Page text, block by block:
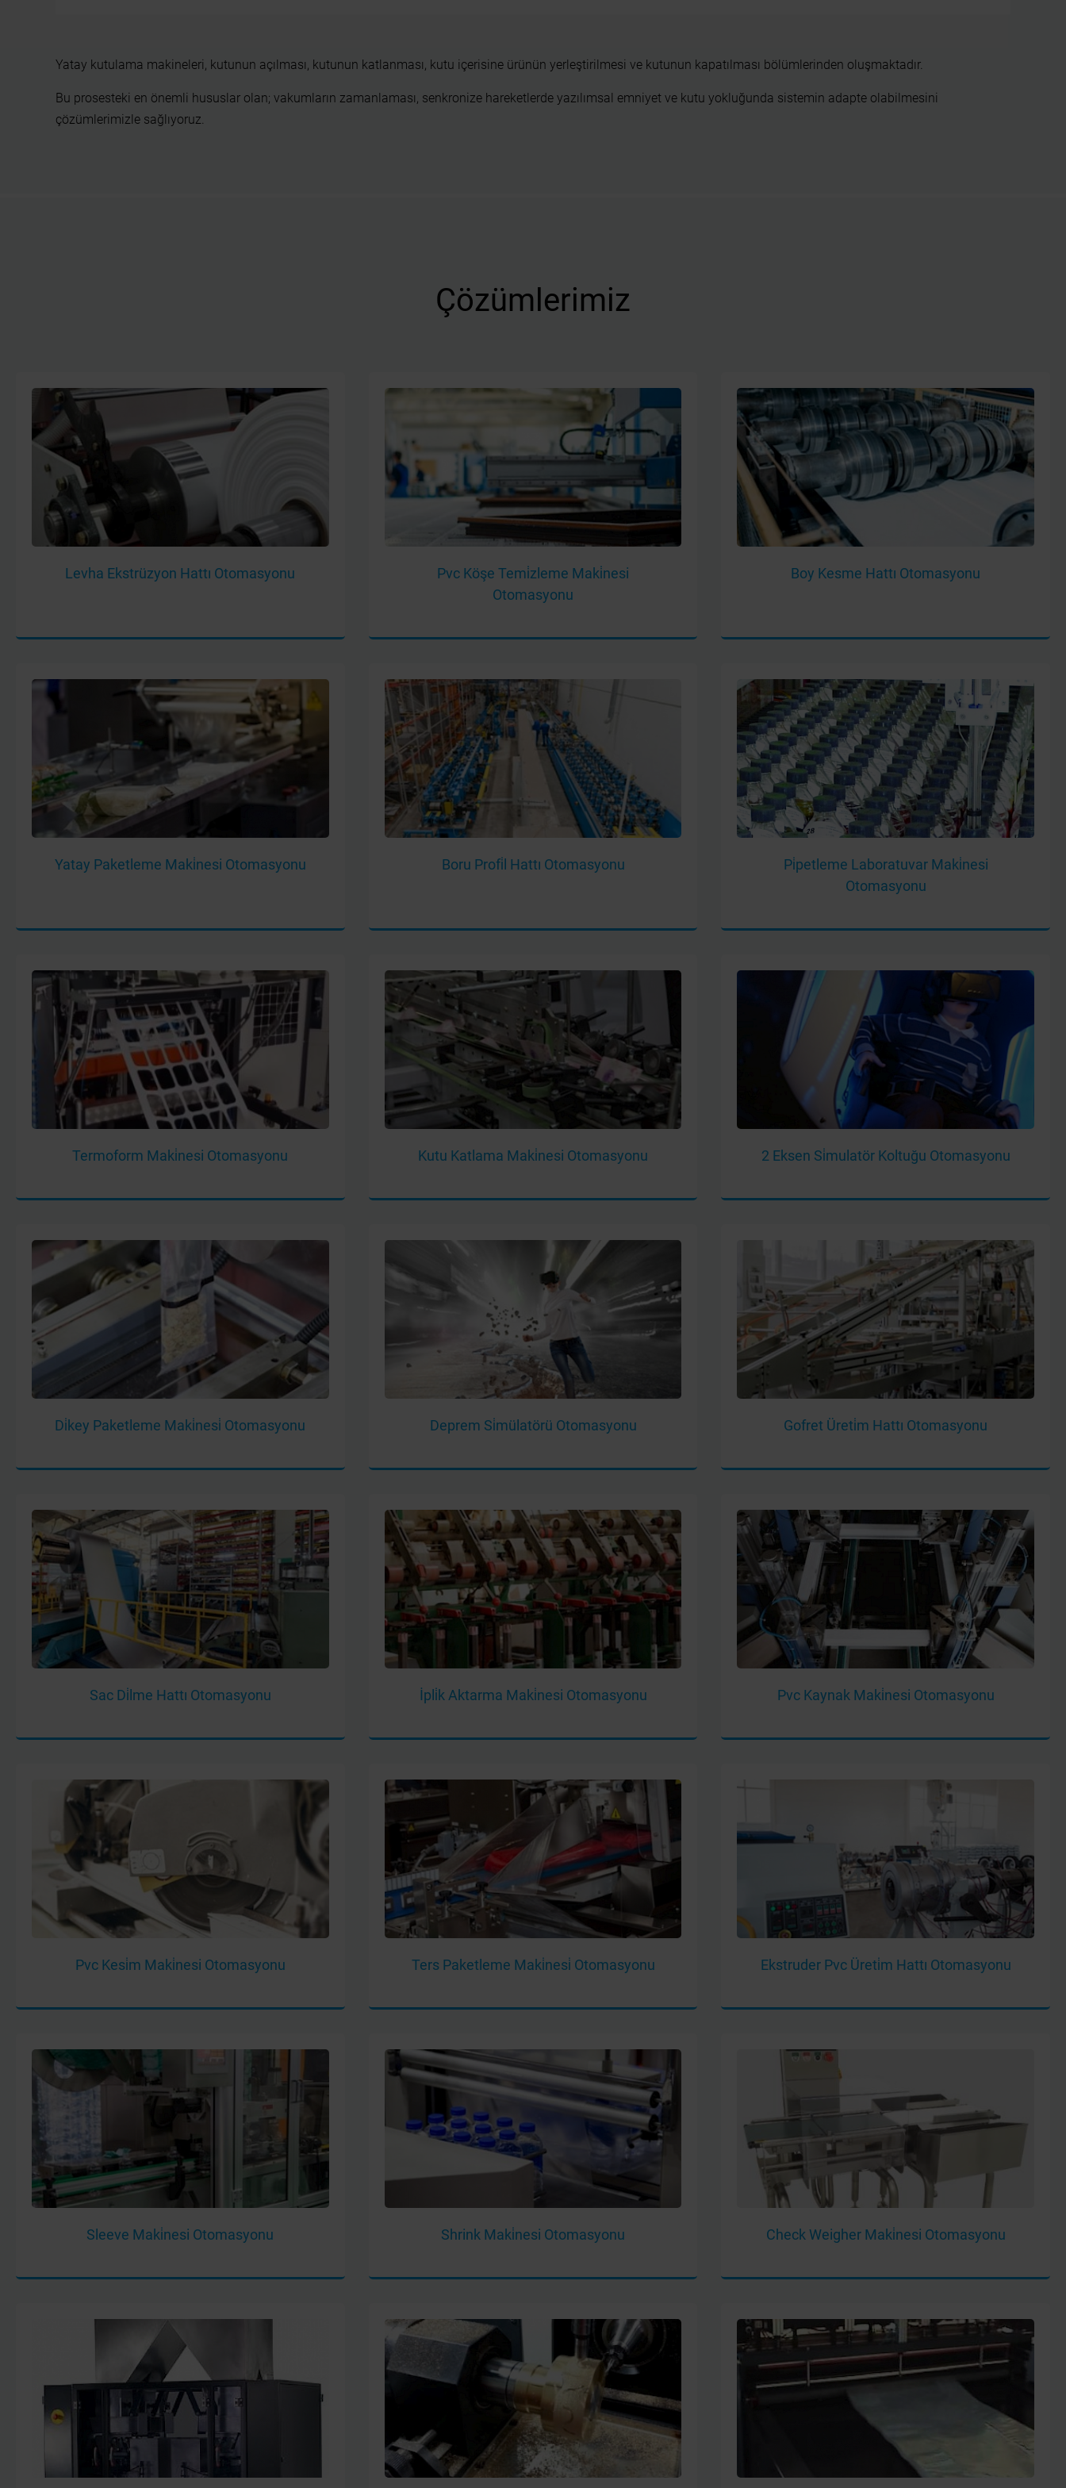
Yatay kutulama makineleri, kutunun açılması, kutunun katlanması, kutu içerisine ürünün yerleştirilmesi ve kutunun kapatılması bölümlerinden oluşmaktadır.
Bu prosesteki en önemli hususlar olan; vakumların zamanlaması, senkronize hareketlerde yazılımsal emniyet ve kutu yokluğunda sistemin adapte olabilmesini
çözümlerimizle sağlıyoruz.
Çözümlerimiz
Levha Ekstrüzyon Hattı Otomasyonu
Pvc Köşe Temi̇zleme Maki̇nesi
Otomasyonu
Boy Kesme Hattı Otomasyonu
Yatay Paketleme Maki̇nesi Otomasyonu Boru Profi̇l Hattı Otomasyonu
Pi̇petleme Laboratuvar Maki̇nesi
Otomasyonu
Termoform Maki̇nesi Otomasyonu Kutu Katlama Maki̇nesi Otomasyonu 2 Eksen Si̇mulatör Koltuğu Otomasyonu
Di̇key Paketleme Maki̇nesi̇ Otomasyonu Deprem Si̇mülatörü Otomasyonu Gofret Üreti̇m Hattı Otomasyonu
Sac Di̇lme Hattı Otomasyonu İpli̇k Aktarma Maki̇nesi Otomasyonu Pvc Kaynak Maki̇nesi Otomasyonu
Pvc Kesi̇m Maki̇nesi Otomasyonu Ters Paketleme Maki̇nesi̇ Otomasyonu Ekstruder Pvc Üreti̇m Hattı Otomasyonu
Sleeve Maki̇nesi Otomasyonu Shrink Maki̇nesi Otomasyonu Check Weigher Maki̇nesi Otomasyonu